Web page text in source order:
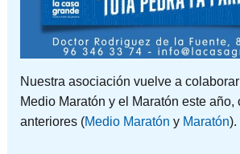
Nuestra asociación vuelve a
Medio Maratón y el Maratón este año,
anteriores (Medio Maratón y Maratón).